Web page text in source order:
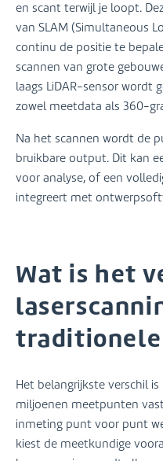
en scant terwijl je loopt.
van SLAM (Simultaneous
continu de positie te
scannen van grote
laags LiDAR-sensor wordt
zowel meetdata als 360-
Na het scannen wordt de
bruikbare output. Dit kan
voor analyse, of een
integreert met
Wat is het
Het belangrijkste verschil
miljoenen meetpunten
inmeting punt voor punt
kiest de meetkundige